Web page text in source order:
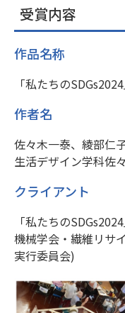
受賞内容
作品名称
「私たちの
作者名
佐々木一泰、綾部仁
生活デザイン学科佐
クライアント
「私たちの
機械学会・繊維リサ
実行委員会)